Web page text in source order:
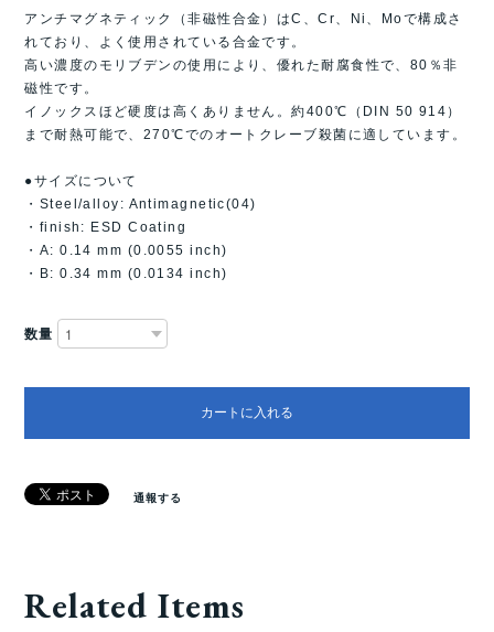
アンチマグネティック（非磁性合金）はC、Cr、Ni、Moで構成さ
れており、よく使用されている合金です。
高い濃度のモリブデンの使用により、優れた耐腐食性で、80％非
磁性です。
イノックスほど硬度は高くありません。約400℃（DIN 50 914）
まで耐熱可能で、270℃でのオートクレーブ殺菌に適しています。
●サイズについて
・Steel/alloy: Antimagnetic(04)
・finish: ESD Coating
・A: 0.14 mm (0.0055 inch)
・B: 0.34 mm (0.0134 inch)
数量
カートに入れる
通報する
Related Items